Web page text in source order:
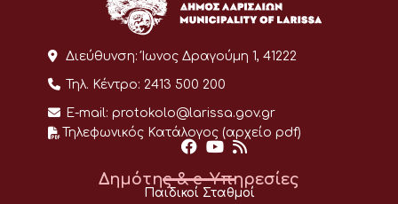
Διεύθυνση: Ίωνος Δραγούμη 1, 41222
Τηλ. Κέντρο: 2413 500 200
E-mail: protokolo@larissa.gov.gr
Τηλεφωνικός Κατάλογος (αρχείο pdf)
Δημότης & e-Υπηρεσίες
Παιδικοί Σταθμοί